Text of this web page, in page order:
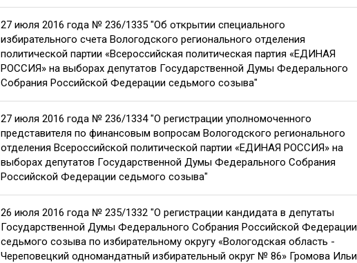
27 июля 2016 года № 236/1335 "Об открытии специального
избирательного счета Вологодского регионального отделения
политической партии «Всероссийская политическая партия «ЕДИНАЯ
РОССИЯ» на выборах депутатов Государственной Думы Федерального
Собрания Российской Федерации седьмого созыва"
27 июля 2016 года № 236/1334 "О регистрации уполномоченного
представителя по финансовым вопросам Вологодского регионального
отделения Всероссийской политической партии «ЕДИНАЯ РОССИЯ» на
выборах депутатов Государственной Думы Федерального Собрания
Российской Федерации седьмого созыва"
26 июля 2016 года № 235/1332 "О регистрации кандидата в депутаты
Государственной Думы Федерального Собрания Российской Федерации
седьмого созыва по избирательному округу «Вологодская область -
Череповецкий одномандатный избирательный округ № 86» Громова Ильи